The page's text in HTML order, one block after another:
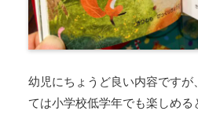
幼児にちょうど良い内容ですが
ては小学校低学年でも楽しめる